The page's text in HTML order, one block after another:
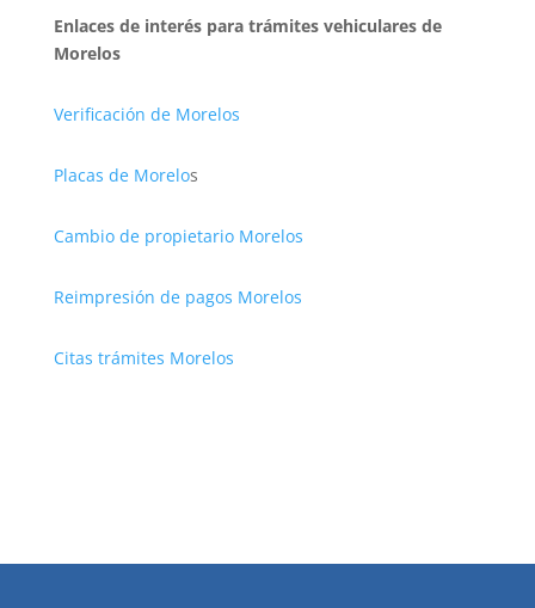
Enlaces de interés para trámites vehiculares de
Morelos
Verificación de Morelos
Placas de Morelos
Cambio de propietario Morelos
Reimpresión de pagos Morelos
Citas trámites Morelos